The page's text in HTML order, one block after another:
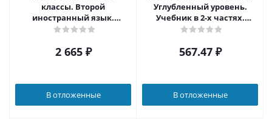
классы. Второй
иностранный язык.
Учебник. ФГОС
2 665₽
В отложенные
Углубленный уровень.
Учебник в 2-х частях.
Часть 2
567.47₽
В отложенные